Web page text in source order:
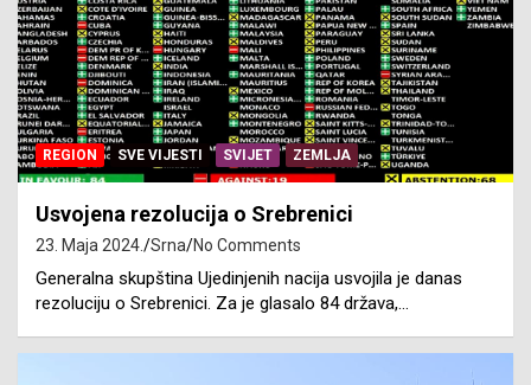
REGION SVE VIJESTI SVIJET ZEMLJA
Usvojena rezolucija o Srebrenici
23. Maja 2024. Srna No Comments
Generalna skupština Ujedinjenih nacija usvojila je danas
rezoluciju o Srebrenici. Za je glasalo 84 država,…